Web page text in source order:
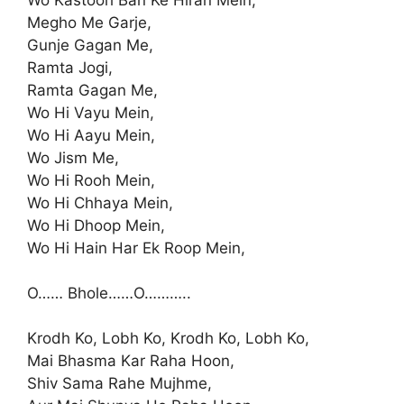
Megho Me Garje,
Gunje Gagan Me,
Ramta Jogi,
Ramta Gagan Me,
Wo Hi Vayu Mein,
Wo Hi Aayu Mein,
Wo Jism Me,
Wo Hi Rooh Mein,
Wo Hi Chhaya Mein,
Wo Hi Dhoop Mein,
Wo Hi Hain Har Ek Roop Mein,
O…… Bhole……O………..
Krodh Ko, Lobh Ko, Krodh Ko, Lobh Ko,
Mai Bhasma Kar Raha Hoon,
Shiv Sama Rahe Mujhme,